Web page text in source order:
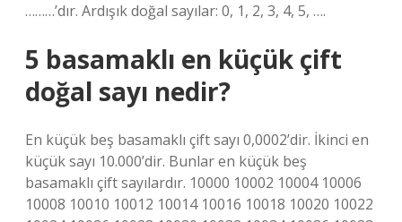
………’dır. Ardışık doğal sayılar: 0, 1, 2, 3, 4, 5, ….
5 basamaklı en küçük çift
doğal sayı nedir?
En küçük beş basamaklı çift sayı 0,0002’dir. İkinci en
küçük sayı 10.000’dir. Bunlar en küçük beş
basamaklı çift sayılardır. 10000 10002 10004 10006
10008 10010 10012 10014 10016 10018 10020 10022